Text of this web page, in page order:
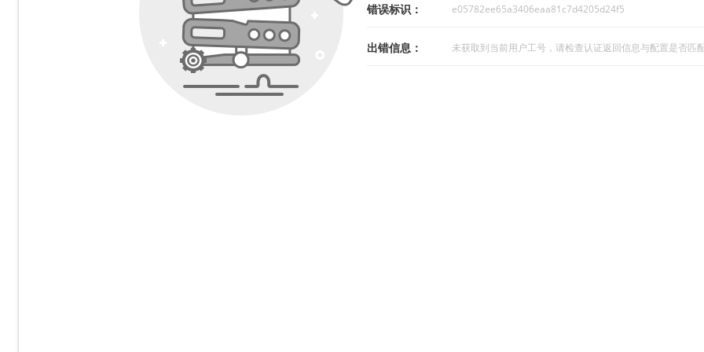
错误标识： e05782ee65a3406eaa81c7d4205d24f5
出错信息： 未获取到当前用户工号，请检查认证返回信息与配置是否匹